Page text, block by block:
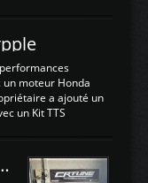
...
moteur Honda
a ajouté un
un Kit TTS
de son moteur:
300Cv sans
SR20DET